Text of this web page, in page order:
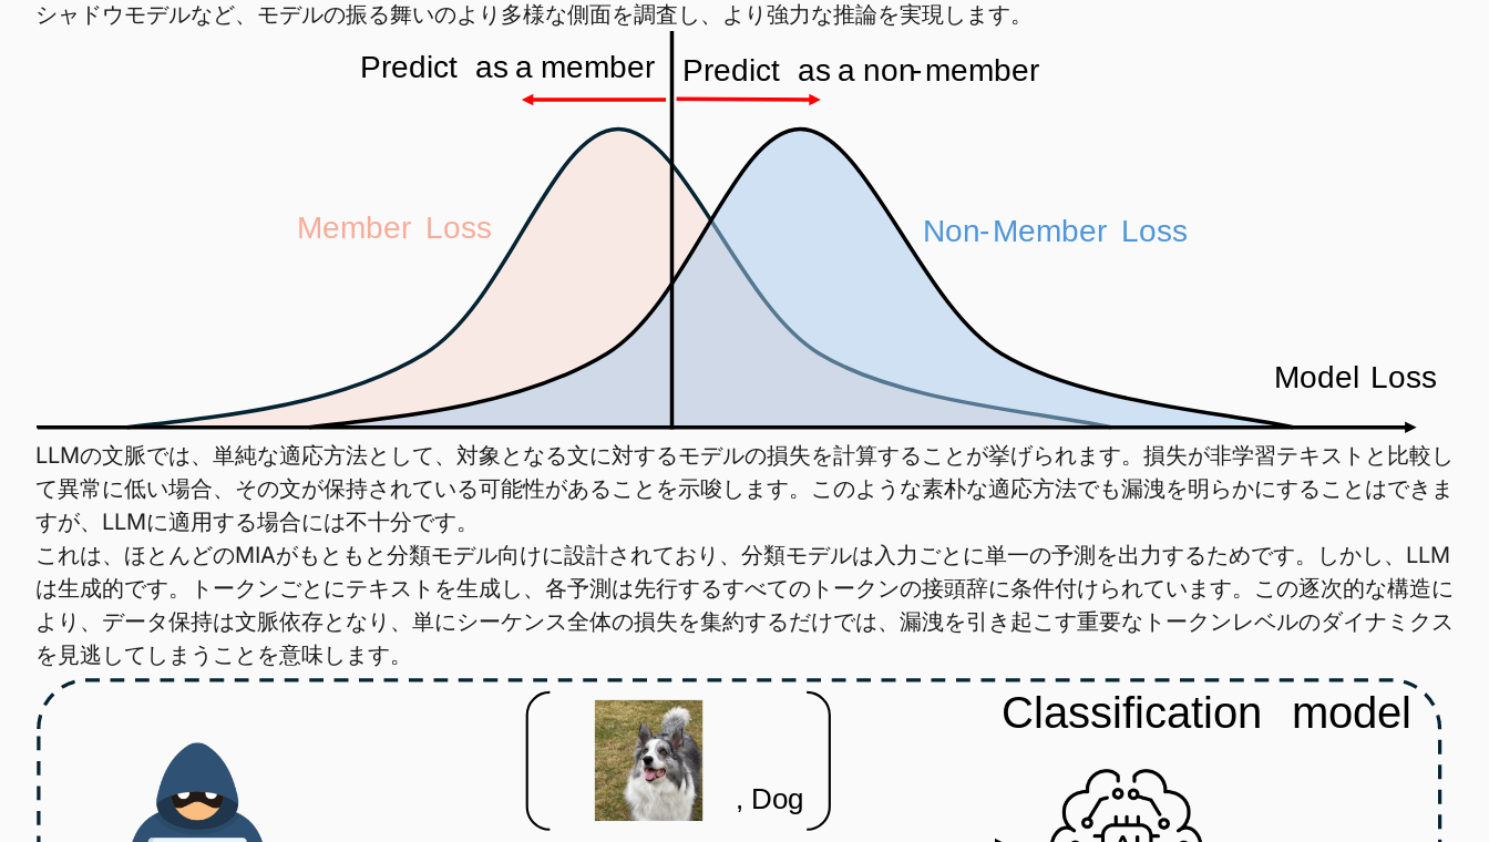
シャドウモデルなど、モデルの振る舞いのより多様な側面を調査し、より強力な推論を実現します。
LLMの文脈では、単純な適応方法として、対象となる文に対するモデルの損失を計算することが挙げられます。損失が非学習テキストと比較し
て異常に低い場合、その文が保持されている可能性があることを示唆します。このような素朴な適応方法でも漏洩を明らかにすることはできま
すが、LLMに適用する場合には不十分です。
これは、ほとんどのMIAがもともと分類モデル向けに設計されており、分類モデルは入力ごとに単一の予測を出力するためです。しかし、LLM
は生成的です。トークンごとにテキストを生成し、各予測は先行するすべてのトークンの接頭辞に条件付けられています。この逐次的な構造に
より、データ保持は文脈依存となり、単にシーケンス全体の損失を集約するだけでは、漏洩を引き起こす重要なトークンレベルのダイナミクス
を見逃してしまうことを意味します。